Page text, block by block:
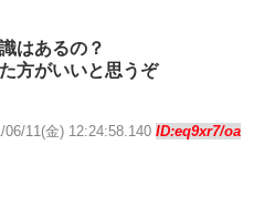
はあるの？
方がいいと思うぞ
06/11(金) 12:24:58.140 ID:eq9xr7/oa